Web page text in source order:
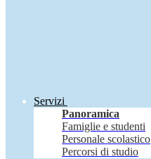
Servizi
Panoramica
Famiglie e studenti
Personale scolastico
Percorsi di studio